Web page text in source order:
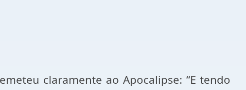
claramente ao Apocalipse: “E tendo